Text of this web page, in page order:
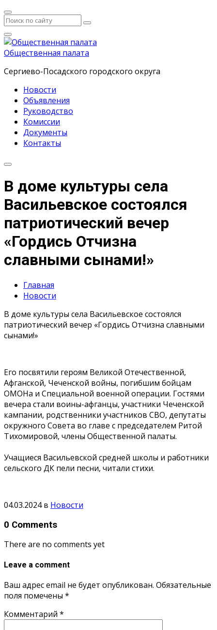
Общественная палата
Сергиево-Посадского городского округа
Новости
Объявления
Руководство
Комиссии
Документы
Контакты
В доме культуры села
Васильевское состоялся
патриотический вечер
«Гордись Отчизна
славными сынами!»
Главная
Новости
В доме культуры села Васильевское состоялся
патриотический вечер «Гордись Отчизна славными
сынами!»
Его посвятили героям Великой Отечественной,
Афганской, Чеченской войны, погибшим бойцам
ОМОНа и Специальной военной операции. Гостями
вечера стали воины-афганцы, участники Чеченской
кампании, родственники участников СВО, депутаты
окружного Совета во главе с председателем Ритой
Тихомировой, члены Общественной палаты.
Учащиеся Васильевской средней школы и работники
сельского ДК пели песни, читали стихи.
04.03.2024в Новости
0 Comments
There are no comments yet
Leave a comment
Ваш адрес email не будет опубликован. Обязательные
поля помечены *
Комментарий *